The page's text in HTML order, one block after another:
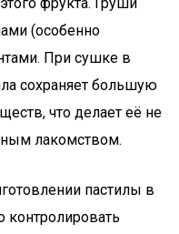
(особенно
При сушке в
сохраняет большую
что делает её не
лакомством.
пастилы в